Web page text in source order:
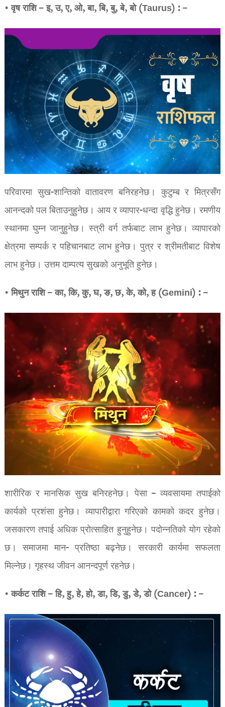
• वृष राशि – इ, उ, ए, ओ, बा, बि, बु, बे, बो (Taurus) : –
परिवारमा सुख-शान्तिको वातावरण बनिरहनेछ। कुटुम्ब र मित्रसँग
आनन्दको पल बिताउनुहुनेछ। आय र व्यापार-धन्दा वृद्धि हुनेछ। रमणीय
स्थानमा घुम्न जानुहुनेछ। स्त्री वर्ग तर्फबाट लाभ हुनेछ। व्यापारको
क्षेत्रमा सम्पर्क र पहिचानबाट लाभ हुनेछ। पुत्र र श्रीमतीबाट विशेष
लाभ हुनेछ। उत्तम दाम्पत्य सुखको अनुभूति हुनेछ।
• मिथुन राशि – का, कि, कु, घ, ङ, छ, के, को, ह (Gemini) : –
शारीरिक र मानसिक सुख बनिरहनेछ। पेसा – व्यवसायमा तपाईको
कार्यको प्रशंसा हुनेछ। व्यापारीद्वारा गरिएको कामको कदर हुनेछ।
जसकारण तपाई अधिक प्रोत्साहित हुनुहुनेछ। पदोन्नतिको योग रहेको
छ। समाजमा मान- प्रतिष्ठा बढ्नेछ। सरकारी कार्यमा सफलता
मिल्नेछ। गृहस्थ जीवन आनन्दपूर्ण रहनेछ।
• कर्कट राशि – हि, हु, हे, हो, डा, डि, डु, डे, डो (Cancer) : –